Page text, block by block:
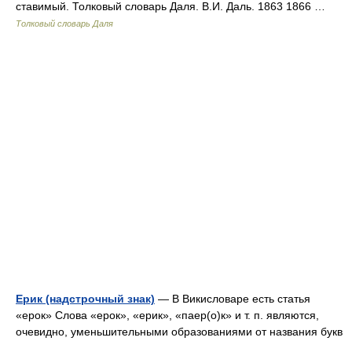
ставимый. Толковый словарь Даля. В.И. Даль. 1863 1866 …
Толковый словарь Даля
Ерик (надстрочный знак) — В Викисловаре есть статья
«ерок» Слова «ерок», «ерик», «паер(о)к» и т. п. являются,
очевидно, уменьшительными образованиями от названия букв